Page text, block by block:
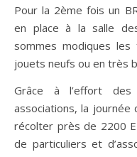
Pour la 2ème fois un
en place à la salle
sommes modiques
jouets neufs ou en très
Grâce à l’effort des
associations, la
récolter près de 2200
de particuliers et